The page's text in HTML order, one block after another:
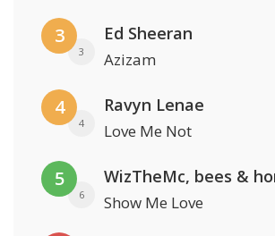
3
3
Ed Sheeran
Azizam
4
4
Ravyn Lenae
Love Me Not
5
6
WizTheMc, bees &
Show Me Love